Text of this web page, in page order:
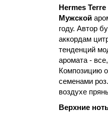
Hermes
Мужской
году. Автор
аккордам
тенденций
аромата -
Композицию
семенами
воздухе
Верхние